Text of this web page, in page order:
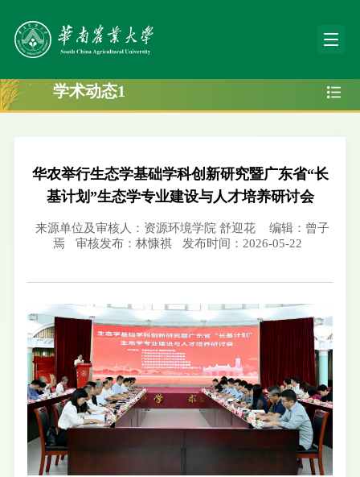
学术动态1
华农举行生态学基础学科创新研究暨广东省“长
基计划”生态学专业建设与人才培养研讨会
来源单位及审核人：资源环境学院 舒迎花
编辑：曾子
焉
审核发布：林慷祺 发布时间：2026-05-22